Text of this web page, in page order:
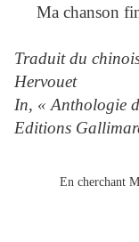
Ma chanson
Traduit du
Hervouet
In, « Anthologie
Editions
En cherchant